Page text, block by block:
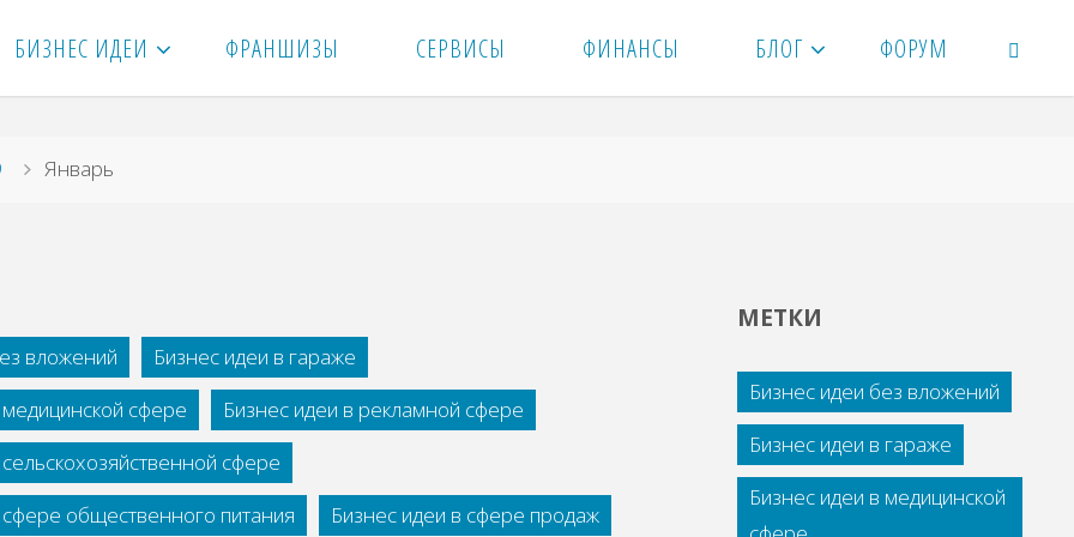
БИЗНЕС ИДЕИ ФРАНШИЗЫ СЕРВИСЫ ФИНАНСЫ БЛОГ ФОРУМ
Январь
вложений
Бизнес идеи в гараже
сфере
Бизнес идеи в рекламной сфере
сфере
общественного питания
Бизнес идеи в сфере продаж
МЕТКИ
Бизнес идеи без вложений
Бизнес идеи в гараже
Бизнес идеи в медицинской